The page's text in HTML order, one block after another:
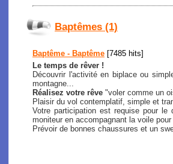
Baptêmes (1)
Baptême - Baptême [7485 hits]
Le temps de rêver !
Découvrir l'activité en biplace ou
montagne...
Réalisez votre rêve "voler comme un
Plaisir du vol contemplatif, simple et
Votre participation est requise pour
moniteur en accompagnant la voile pour
Prévoir de bonnes chaussures et un